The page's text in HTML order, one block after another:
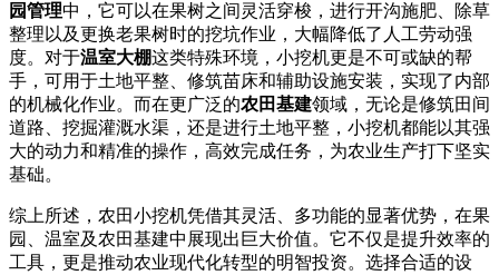
园管理中，它可以在果树之间灵活穿梭，进行开沟施肥、除草
整理以及更换老果树时的挖坑作业，大幅降低了人工劳动强
度。对于温室大棚这类特殊环境，小挖机更是不可或缺的帮
手，可用于土地平整、修筑苗床和辅助设施安装，实现了内部
的机械化作业。而在更广泛的农田基建领域，无论是修筑田间
道路、挖掘灌溉水渠，还是进行土地平整，小挖机都能以其强
大的动力和精准的操作，高效完成任务，为农业生产打下坚实
基础。
综上所述，农田小挖机凭借其灵活、多功能的显著优势，在果
园、温室及农田基建中展现出巨大价值。它不仅是提升效率的
工具，更是推动农业现代化转型的明智投资。选择合适的设